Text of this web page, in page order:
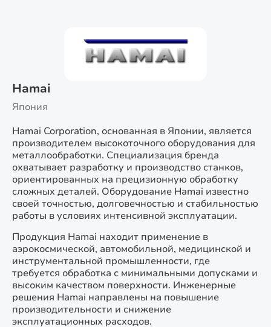
Hamai
Япония
Hamai Corporation, основанная в Японии, является
производителем высокоточного оборудования для
металлообработки. Специализация бренда
охватывает разработку и производство станков,
ориентированных на прецизионную обработку
сложных деталей. Оборудование Hamai известно
своей точностью, долговечностью и стабильностью
работы в условиях интенсивной эксплуатации.
Продукция Hamai находит применение в
аэрокосмической, автомобильной, медицинской и
инструментальной промышленности, где
требуется обработка с минимальными допусками и
высоким качеством поверхности. Инженерные
решения Hamai направлены на повышение
производительности и снижение
эксплуатационных расходов.